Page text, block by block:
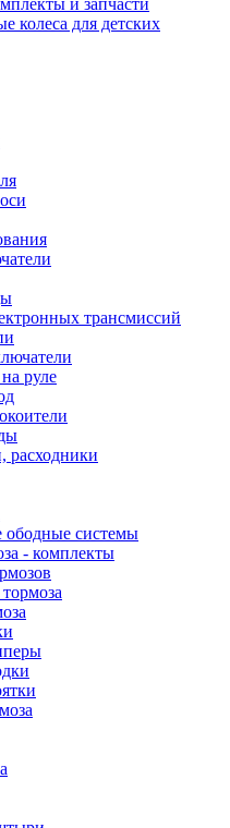
колеса для детских
трансмиссий
руле
расходники
ободные системы
- комплекты